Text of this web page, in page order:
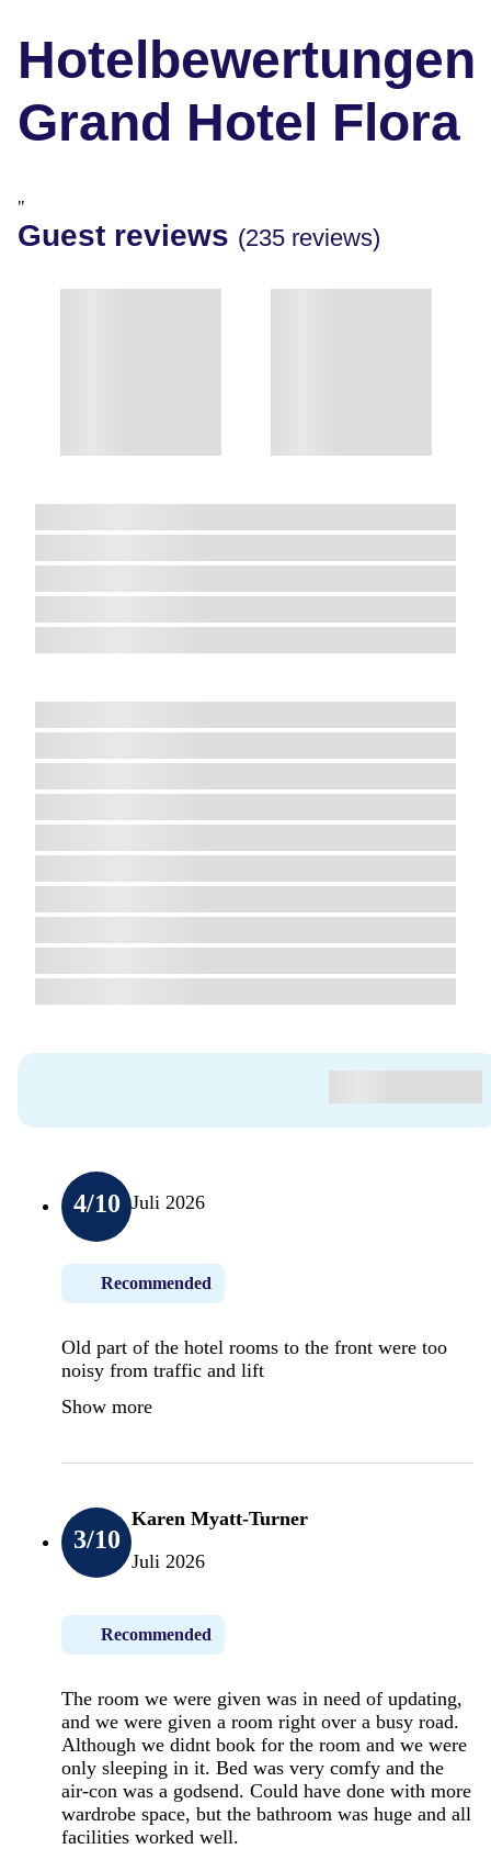
Hotelbewertungen
Grand Hotel Flora
"
Guest reviews (235 reviews)
4/10 Juli 2026
Recommended
Old part of the hotel rooms to the front were too
noisy from traffic and lift
Show more
3/10
Karen Myatt-Turner
Juli 2026
Recommended
The room we were given was in need of updating,
and we were given a room right over a busy road.
Although we didnt book for the room and we were
only sleeping in it. Bed was very comfy and the
air-con was a godsend. Could have done with more
wardrobe space, but the bathroom was huge and all
facilities worked well.